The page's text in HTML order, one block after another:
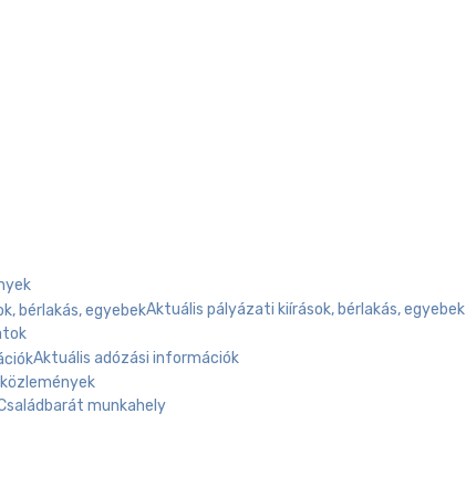
Aktuális pályázati kiírások, bérlakás, egyebek
Aktuális adózási információk
munkahely